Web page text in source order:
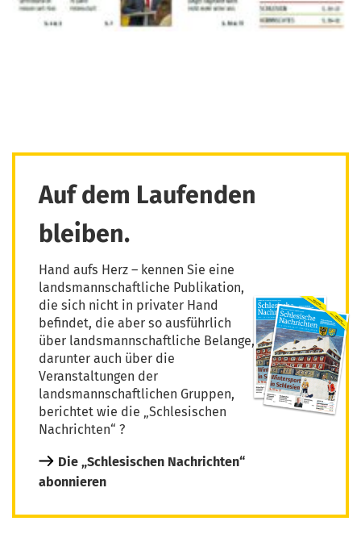
Auf dem Laufenden
bleiben.
Hand aufs Herz – kennen Sie eine
landsmannschaftliche Publikation,
die sich nicht in privater Hand
befindet, die aber so ausführlich
über landsmannschaftliche Belange,
darunter auch über die
Veranstaltungen der
landsmannschaftlichen Gruppen,
berichtet wie die „Schlesischen
Nachrichten“ ?
Die „Schlesischen Nachrichten“
abonnieren